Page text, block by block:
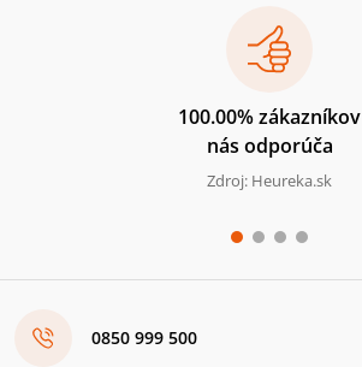
100.00% zákazníkov
nás odporúča
Zdroj: Heureka.sk
0850 999 500